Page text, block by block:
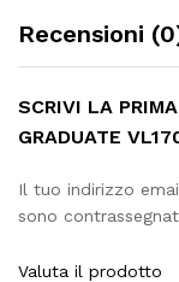
Recensioni
SCRIVI LA
GRADUATE
Il tuo indirizzo
sono
Valuta il prodotto